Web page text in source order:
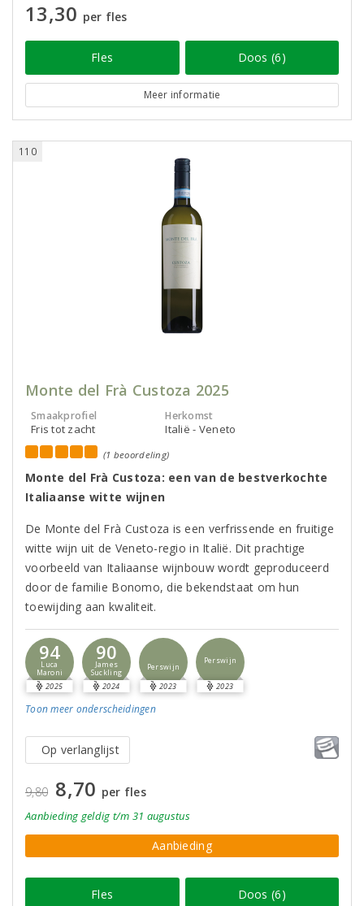
13,30 per fles
Fles Doos (6)
Meer informatie
110
Monte del Frà Custoza 2025
Smaakprofiel
Fris tot zacht
Herkomst
Italië - Veneto
(1 beoordeling)
Monte del Frà Custoza: een van de bestverkochte
Italiaanse witte wijnen
De Monte del Frà Custoza is een verfrissende en fruitige
witte wijn uit de Veneto-regio in Italië. Dit prachtige
voorbeeld van Italiaanse wijnbouw wordt geproduceerd
door de familie Bonomo, die bekendstaat om hun
toewijding aan kwaliteit.
94
Luca
Maroni
2025
90
James
Suckling
2024
Perswijn
2023
Perswijn
2023
Toon meer onderscheidingen
Op verlanglijst
9,80 8,70 per fles
Aanbieding geldig t/m 31 augustus
Aanbieding
Fles Doos (6)